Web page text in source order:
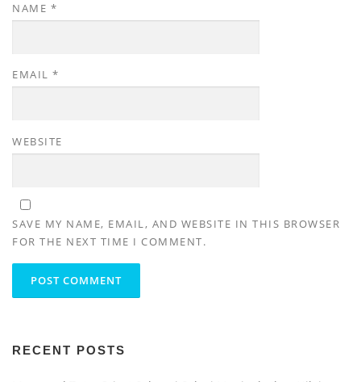
NAME *
EMAIL *
WEBSITE
SAVE MY NAME, EMAIL, AND WEBSITE IN THIS BROWSER
FOR THE NEXT TIME I COMMENT.
RECENT POSTS